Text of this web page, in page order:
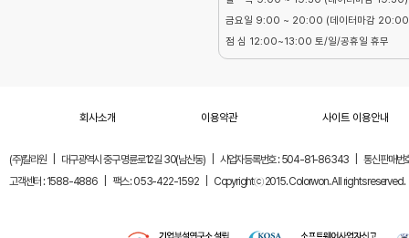
금요일 9:00 ~ 20:00 (데이터마감
점 심 12:00~13:00 토/일/공휴일 휴무
회사소개 이용약관 사이트 이용안내
(주)칼라원| 대구광역시 중구 명륜로12길 30(남산동)| 사업자등록번호 : 504-81-86343
통신판매
고객센터 : 1588-4886| 팩스 : 053-422-1592| Copyrightⓒ 2015. Colorwon. All rights reserved.